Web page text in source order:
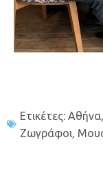
Ετικέτες: Αθήνα,
Ζωγράφοι,